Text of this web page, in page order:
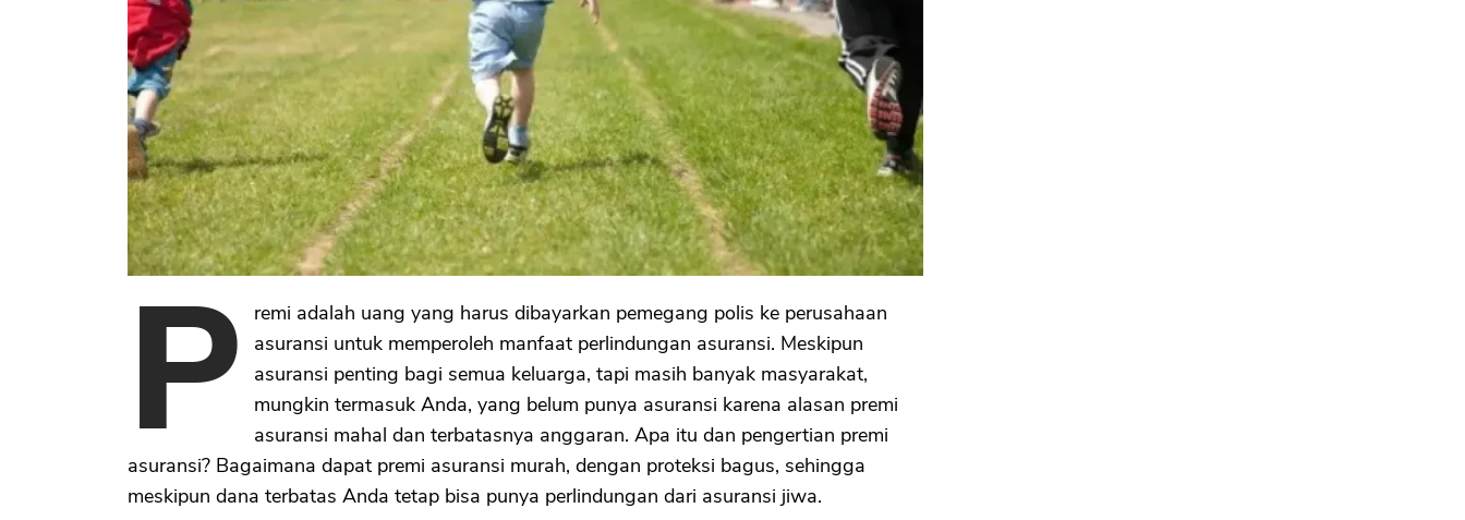
P
remi adalah uang yang harus dibayarkan pemegang polis ke perusahaan
asuransi untuk memperoleh manfaat perlindungan asuransi. Meskipun
asuransi penting bagi semua keluarga, tapi masih banyak masyarakat,
mungkin termasuk Anda, yang belum punya asuransi karena alasan premi
asuransi mahal dan terbatasnya anggaran. Apa itu dan pengertian premi
asuransi? Bagaimana dapat premi asuransi murah, dengan proteksi bagus, sehingga
meskipun dana terbatas Anda tetap bisa punya perlindungan dari asuransi jiwa.